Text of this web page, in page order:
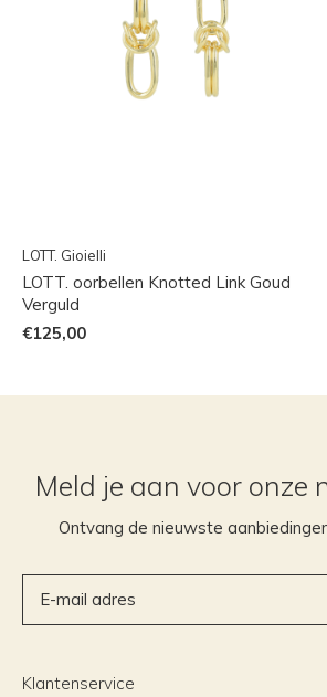
LOTT. Gioielli
LOTT. oorbellen Knotted Link Goud
Verguld
€125,00
Meld je aan voor onze
Ontvang de nieuwste
Klantenservice